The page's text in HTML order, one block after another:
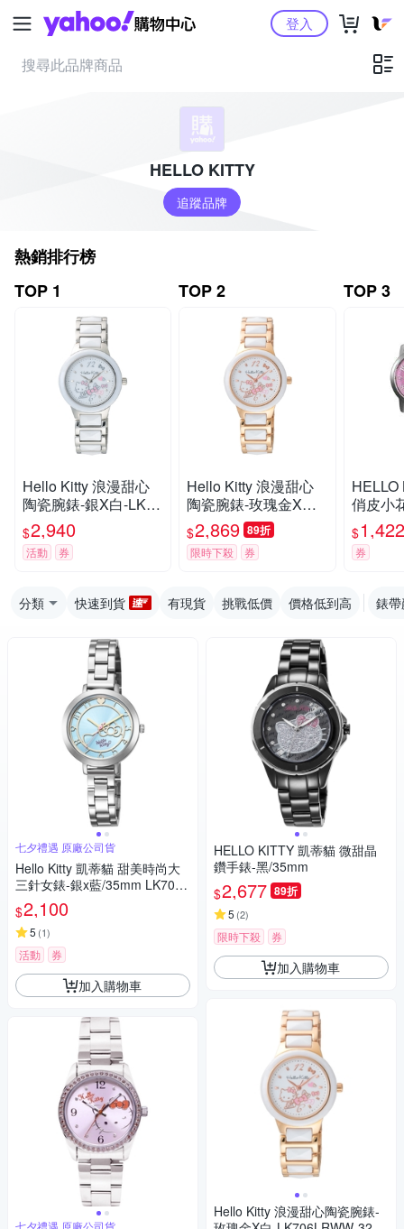
Yahoo購物中心登入
HELLO KITTY
追蹤品牌
熱銷排行榜
TOP 1
Hello Kitty 浪漫甜心
陶瓷腕錶-銀X白-LK70
6LWWW-32mm
$2,940
活動 券
TOP 2
Hello Kitty 浪漫甜心
陶瓷腕錶-玫瑰金X白-
LK706LRWW-32mm
$2,869 89折
限時下殺 券
TOP 3
HELLO
俏皮小
色
$1,422
券
分類 快速到貨 有現貨 挑戰低價 價格低到高 錶
七夕禮遇 原廠公司貨
Hello Kitty 凱蒂貓 甜美時尚大
三針女錶-銀x藍/35mm LK703L
WNA 七夕寵愛季 送禮推薦
$2,100
5 (1)
活動 券
加入購物車
HELLO KITTY 凱蒂貓 微甜晶
鑽手錶-黑/35mm
$2,677 89折
5 (2)
限時下殺 券
加入購物車
Hello Kitty 浪漫甜心陶瓷腕錶-